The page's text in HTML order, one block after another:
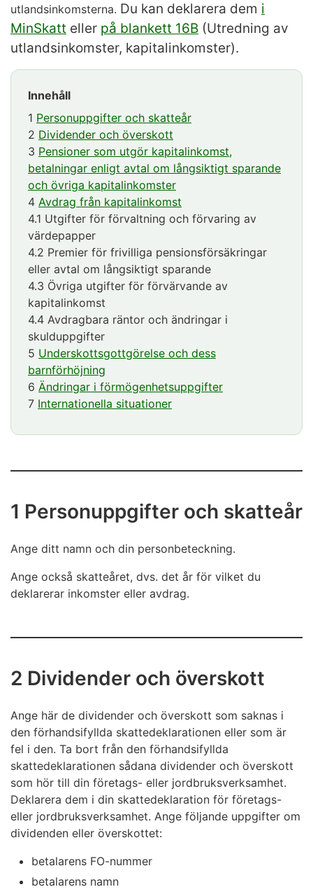
utlandsinkomsterna. Du kan deklarera dem i
MinSkatt eller på blankett 16B (Utredning av
utlandsinkomster, kapitalinkomster).
Innehåll
1 Personuppgifter och skatteår
2 Dividender och överskott
3 Pensioner som utgör kapitalinkomst,
betalningar enligt avtal om långsiktigt sparande
och övriga kapitalinkomster
4 Avdrag från kapitalinkomst
4.1 Utgifter för förvaltning och förvaring av
värdepapper
4.2 Premier för frivilliga pensionsförsäkringar
eller avtal om långsiktigt sparande
4.3 Övriga utgifter för förvärvande av
kapitalinkomst
4.4 Avdragbara räntor och ändringar i
skulduppgifter
5 Underskottsgottgörelse och dess
barnförhöjning
6 Ändringar i förmögenhetsuppgifter
7 Internationella situationer
1 Personuppgifter och skatteår
Ange ditt namn och din personbeteckning.
Ange också skatteåret, dvs. det år för vilket du
deklarerar inkomster eller avdrag.
2 Dividender och överskott
Ange här de dividender och överskott som saknas i
den förhandsifyllda skattedeklarationen eller som är
fel i den. Ta bort från den förhandsifyllda
skattedeklarationen sådana dividender och överskott
som hör till din företags- eller jordbruksverksamhet.
Deklarera dem i din skattedeklaration för företags-
eller jordbruksverksamhet. Ange följande uppgifter om
dividenden eller överskottet:
betalarens FO-nummer
betalarens namn